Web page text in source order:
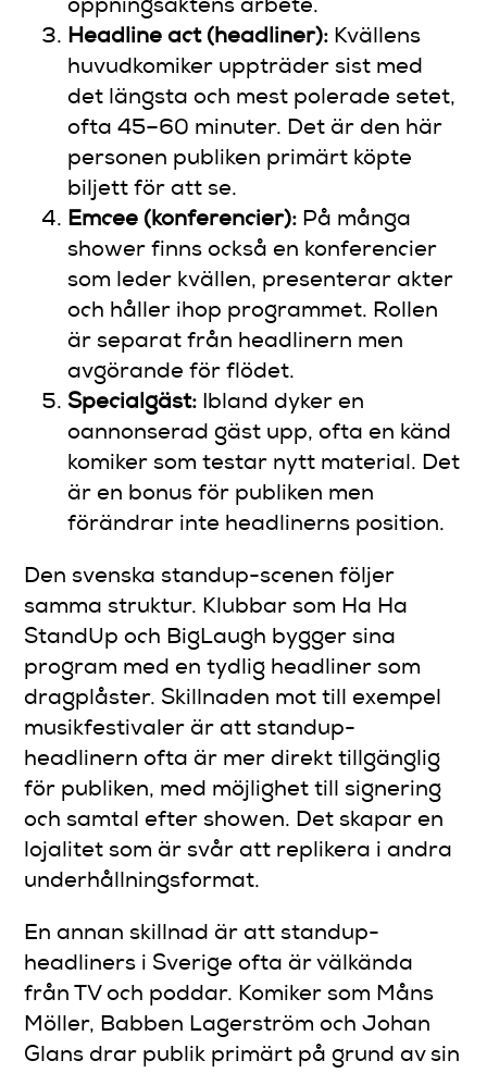
öppningsaktens arbete.
Headline act (headliner): Kvällens
huvudkomiker uppträder sist med
det längsta och mest polerade setet,
ofta 45–60 minuter. Det är den här
personen publiken primärt köpte
biljett för att se.
Emcee (konferencier): På många
shower finns också en konferencier
som leder kvällen, presenterar akter
och håller ihop programmet. Rollen
är separat från headlinern men
avgörande för flödet.
Specialgäst: Ibland dyker en
oannonserad gäst upp, ofta en känd
komiker som testar nytt material. Det
är en bonus för publiken men
förändrar inte headlinerns position.
Den svenska standup-scenen följer
samma struktur. Klubbar som Ha Ha
StandUp och BigLaugh bygger sina
program med en tydlig headliner som
dragplåster. Skillnaden mot till exempel
musikfestivaler är att standup-
headlinern ofta är mer direkt tillgänglig
för publiken, med möjlighet till signering
och samtal efter showen. Det skapar en
lojalitet som är svår att replikera i andra
underhållningsformat.
En annan skillnad är att standup-
headliners i Sverige ofta är välkända
från TV och poddar. Komiker som Måns
Möller, Babben Lagerström och Johan
Glans drar publik primärt på grund av sin